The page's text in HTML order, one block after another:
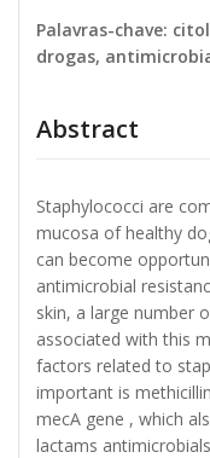
Palavras-chave:
drogas,
Abstract
Staphylococci are
mucosa of healthy
can become
antimicrobial
skin, a large number
associated with this
factors related to
important is
mecA gene , which
lactams